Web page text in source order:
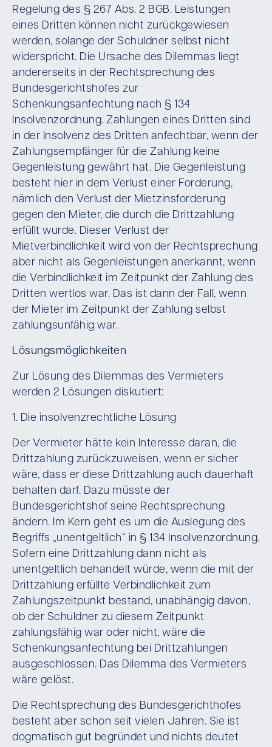
Regelung des § 267 Abs. 2 BGB. Leistungen
eines Dritten können nicht zurückgewiesen
werden, solange der Schuldner selbst nicht
widerspricht. Die Ursache des Dilemmas liegt
andererseits in der Rechtsprechung des
Bundesgerichtshofes zur
Schenkungsanfechtung nach § 134
Insolvenzordnung. Zahlungen eines Dritten sind
in der Insolvenz des Dritten anfechtbar, wenn der
Zahlungsempfänger für die Zahlung keine
Gegenleistung gewährt hat. Die Gegenleistung
besteht hier in dem Verlust einer Forderung,
nämlich den Verlust der Mietzinsforderung
gegen den Mieter, die durch die Drittzahlung
erfüllt wurde. Dieser Verlust der
Mietverbindlichkeit wird von der Rechtsprechung
aber nicht als Gegenleistungen anerkannt, wenn
die Verbindlichkeit im Zeitpunkt der Zahlung des
Dritten wertlos war. Das ist dann der Fall, wenn
der Mieter im Zeitpunkt der Zahlung selbst
zahlungsunfähig war.
Lösungsmöglichkeiten
Zur Lösung des Dilemmas des Vermieters
werden 2 Lösungen diskutiert:
1. Die insolvenzrechtliche Lösung
Der Vermieter hätte kein Interesse daran, die
Drittzahlung zurückzuweisen, wenn er sicher
wäre, dass er diese Drittzahlung auch dauerhaft
behalten darf. Dazu müsste der
Bundesgerichtshof seine Rechtsprechung
ändern. Im Kern geht es um die Auslegung des
Begriffs „unentgeltlich“ in § 134 Insolvenzordnung.
Sofern eine Drittzahlung dann nicht als
unentgeltlich behandelt würde, wenn die mit der
Drittzahlung erfüllte Verbindlichkeit zum
Zahlungszeitpunkt bestand, unabhängig davon,
ob der Schuldner zu diesem Zeitpunkt
zahlungsfähig war oder nicht, wäre die
Schenkungsanfechtung bei Drittzahlungen
ausgeschlossen. Das Dilemma des Vermieters
wäre gelöst.
Die Rechtsprechung des Bundesgerichthofes
besteht aber schon seit vielen Jahren. Sie ist
dogmatisch gut begründet und nichts deutet